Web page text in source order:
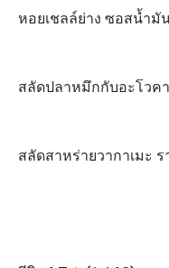
หอยเชลล์ย่าง ซอสน้ำ
สลัดปลาหมึกกับอะโวค
สลัดสาหร่ายวากาเมะ